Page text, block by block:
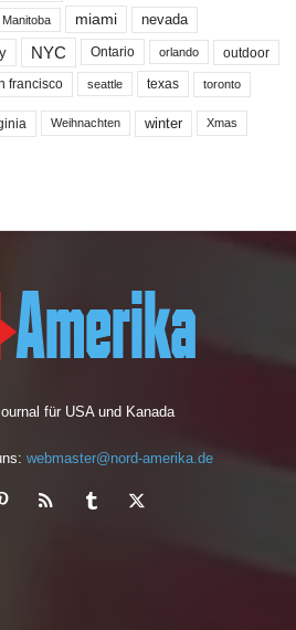
Manitoba miami nevada
NYC Ontario orlando outdoor
francisco seattle texas toronto
Weihnachten winter Xmas
für USA und Kanada
webmaster@nord-amerika.de